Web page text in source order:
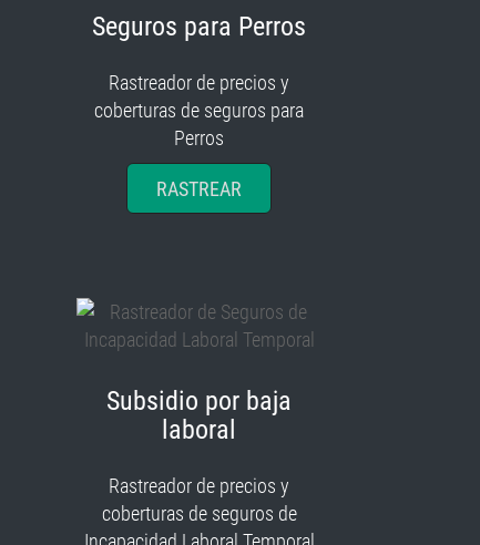
Seguros para Perros
Rastreador de precios y
coberturas de seguros para
Perros
RASTREAR
Subsidio por baja
laboral
Rastreador de precios y
coberturas de seguros de